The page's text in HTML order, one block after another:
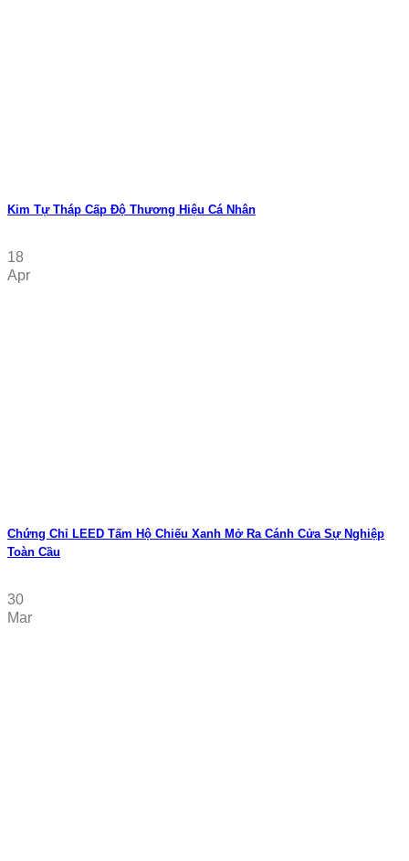
Kim Tự Tháp Cấp Độ Thương Hiệu Cá Nhân
18
Apr
Chứng Chỉ LEED Tấm Hộ Chiếu Xanh Mở Ra Cánh Cửa Sự Nghiệp
Toàn Cầu
30
Mar